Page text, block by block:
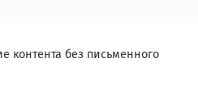
контента без письменного